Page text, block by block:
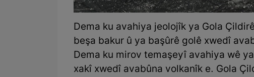
Dema ku avahiya jeolojîk ya Gola
beşa bakur û ya başûrê golê xwedî
Dema ku mirov temaşeyî avahiya wê
xakî xwedî avabûna volkanîk e. Gola